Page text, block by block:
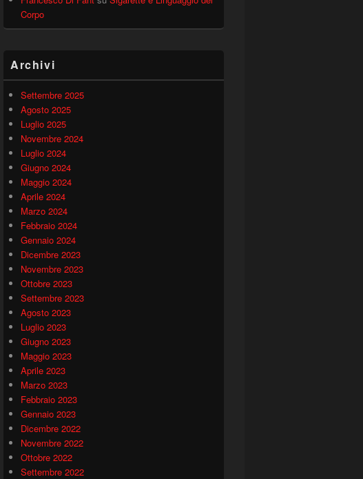
Corpo
Archivi
Settembre 2025
Agosto 2025
Luglio 2025
Novembre 2024
Luglio 2024
Giugno 2024
Maggio 2024
Aprile 2024
Marzo 2024
Febbraio 2024
Gennaio 2024
Dicembre 2023
Novembre 2023
Ottobre 2023
Settembre 2023
Agosto 2023
Luglio 2023
Giugno 2023
Maggio 2023
Aprile 2023
Marzo 2023
Febbraio 2023
Gennaio 2023
Dicembre 2022
Novembre 2022
Ottobre 2022
Settembre 2022